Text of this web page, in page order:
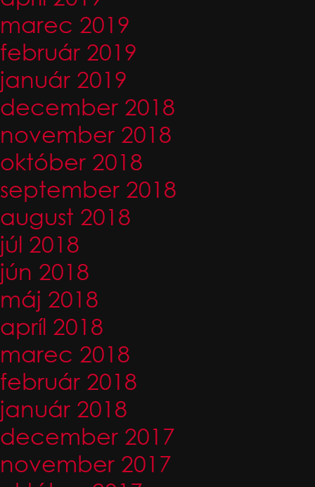
marec 2019
február 2019
január 2019
december 2018
november 2018
október 2018
september 2018
august 2018
júl 2018
jún 2018
máj 2018
apríl 2018
marec 2018
február 2018
január 2018
december 2017
november 2017